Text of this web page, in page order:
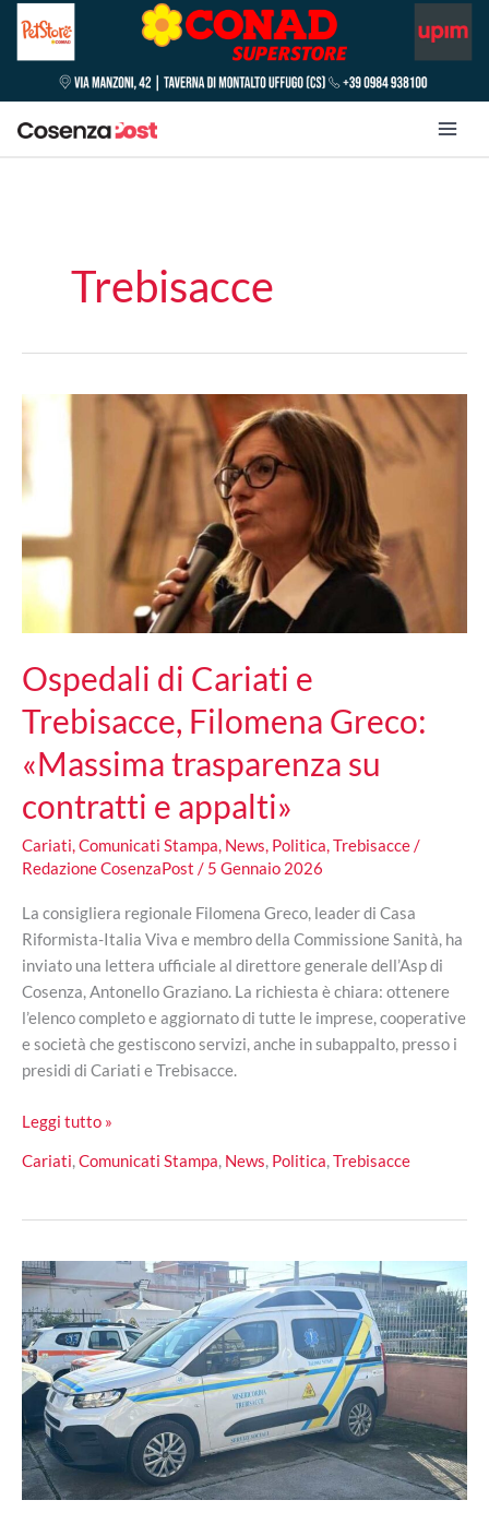
Trebisacce
Ospedali di Cariati e
Trebisacce, Filomena Greco:
«Massima trasparenza su
contratti e appalti»
Cariati,Comunicati Stampa, News, Politica,Trebisacce/
Redazione CosenzaPost / 5 Gennaio 2026
La consigliera regionale Filomena Greco, leader di Casa
Riformista-Italia Viva e membro della Commissione Sanità, ha
inviato una lettera ufficiale al direttore generale dell’Asp di
Cosenza, Antonello Graziano. La richiesta è chiara: ottenere
l’elenco completo e aggiornato di tutte le imprese, cooperative
e società che gestiscono servizi, anche in subappalto, presso i
presidi di Cariati e Trebisacce.
Ospedali
Cariati
Trebisacce,
Greco:
«Massima
trasparenza
su
contratti
appalti»
Leggi tutto »
Cariati,Comunicati Stampa, News, Politica,Trebisacce